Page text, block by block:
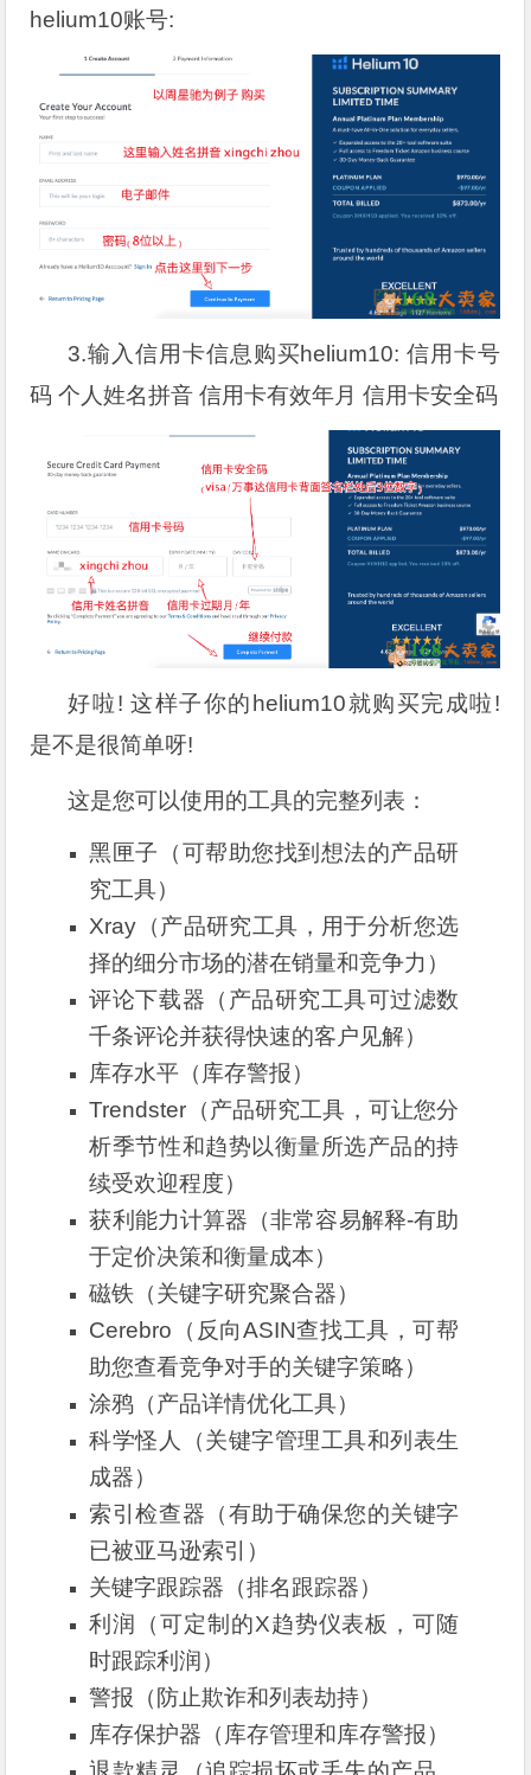
helium10账号:
3.输入信用卡信息购买helium10: 信用卡号
码 个人姓名拼音 信用卡有效年月 信用卡安全码
好啦! 这样子你的helium10就购买完成啦!
是不是很简单呀!
这是您可以使用的工具的完整列表：
黑匣子（可帮助您找到想法的产品研
究工具）
Xray（产品研究工具，用于分析您选
择的细分市场的潜在销量和竞争力）
评论下载器（产品研究工具可过滤数
千条评论并获得快速的客户见解）
库存水平（库存警报）
Trendster（产品研究工具，可让您分
析季节性和趋势以衡量所选产品的持
续受欢迎程度）
获利能力计算器（非常容易解释-有助
于定价决策和衡量成本）
磁铁（关键字研究聚合器）
Cerebro（反向ASIN查找工具，可帮
助您查看竞争对手的关键字策略）
涂鸦（产品详情优化工具）
科学怪人（关键字管理工具和列表生
成器）
索引检查器（有助于确保您的关键字
已被亚马逊索引）
关键字跟踪器（排名跟踪器）
利润（可定制的X趋势仪表板，可随
时跟踪利润）
警报（防止欺诈和列表劫持）
库存保护器（库存管理和库存警报）